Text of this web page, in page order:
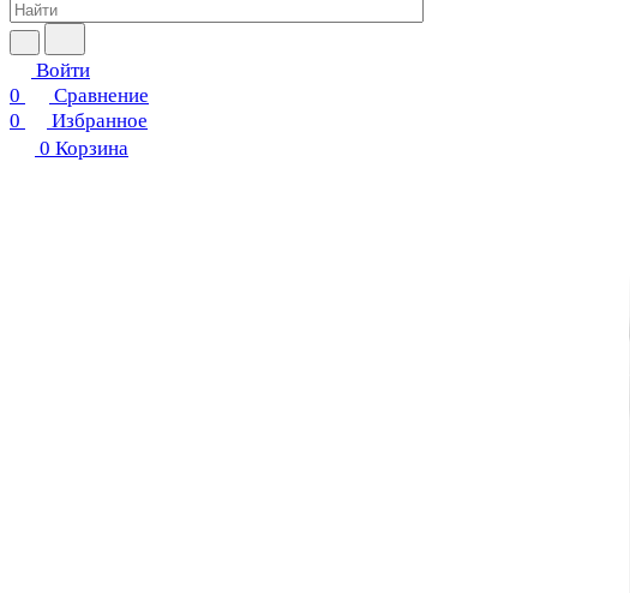
Войти
0
Сравнение
0
Избранное
0 Корзина